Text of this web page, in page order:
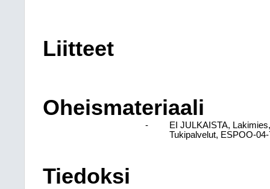
Liitteet
Oheismateriaali
-
EI JULKAISTA,
Tukipalvelut, ESPOO-
Tiedoksi